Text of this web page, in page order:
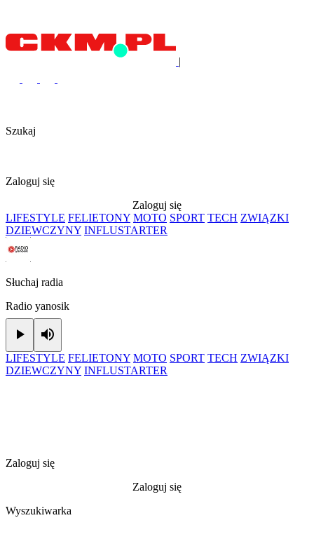
|
Szukaj
Zaloguj się
Zaloguj się
LIFESTYLE FELIETONY MOTO SPORT TECH ZWIĄZKI
DZIEWCZYNY INFLUSTARTER
Słuchaj radia
Radio yanosik
Play
LIFESTYLE FELIETONY MOTO SPORT TECH ZWIĄZKI
DZIEWCZYNY INFLUSTARTER
Zaloguj się
Zaloguj się
Wyszukiwarka